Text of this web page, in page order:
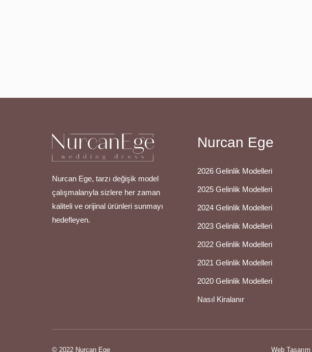
Nurcan Ege, tarzı değişik model
çalışmalarıyla sizlere her zaman
kaliteli ve orijinal ürünleri sunmayı
hedefleyen.
Nurcan Ege
2026 Gelinlik Modelleri
2025 Gelinlik Modelleri
2024 Gelinlik Modelleri
2023 Gelinlik Modelleri
2022 Gelinlik Modelleri
2021 Gelinlik Modelleri
2020 Gelinlik Modelleri
Nasıl Kiralanır
© 2022 Nurcan Ege Web Tasarım